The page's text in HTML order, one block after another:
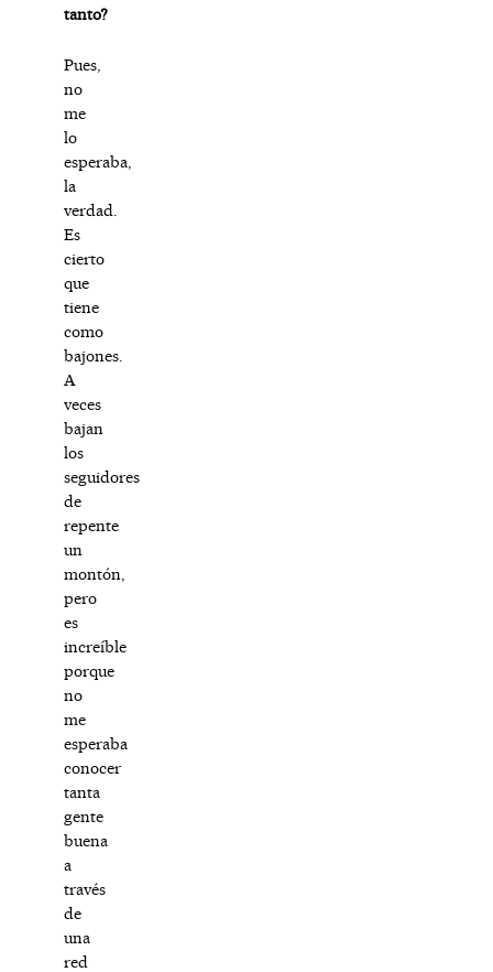
tanto?
Pues,
no
me
lo
esperaba,
la
verdad.
Es
cierto
que
tiene
como
bajones.
A
veces
bajan
los
seguidores
de
repente
un
montón,
pero
es
increíble
porque
no
me
esperaba
conocer
tanta
gente
buena
a
través
de
una
red